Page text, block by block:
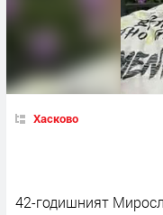
Хасково
42-годишният